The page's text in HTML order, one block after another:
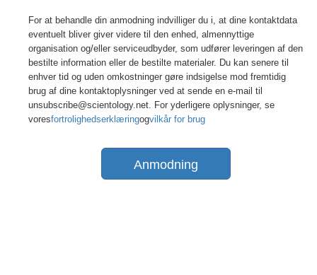
For at behandle din anmodning indvilliger du i, at dine kontaktdata
eventuelt bliver giver videre til den enhed, almennyttige
organisation og/eller serviceudbyder, som udfører leveringen af den
bestilte information eller de bestilte materialer. Du kan senere til
enhver tid og uden omkostninger gøre indsigelse mod fremtidig
brug af dine kontaktoplysninger ved at sende en e-mail til
unsubscribe@scientology.net. For yderligere oplysninger, se
voresfortrolighedserklæringogvilkår for brug
Anmodning